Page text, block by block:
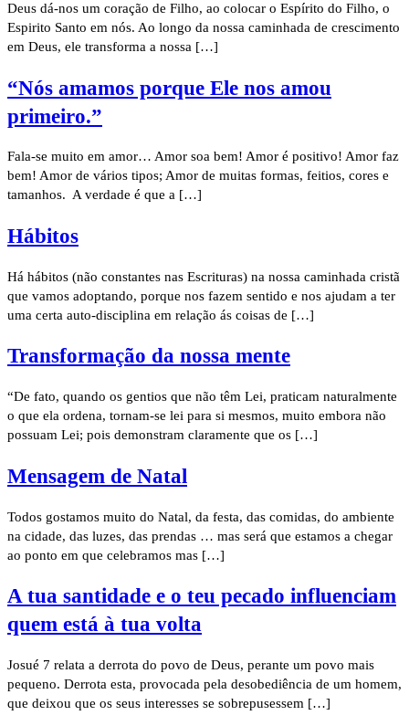
Deus dá-nos um coração de Filho, ao colocar o Espírito do Filho, o
Espirito Santo em nós. Ao longo da nossa caminhada de crescimento
em Deus, ele transforma a nossa […]
“Nós amamos porque Ele nos amou
primeiro.”
Fala-se muito em amor… Amor soa bem! Amor é positivo! Amor faz
bem! Amor de vários tipos; Amor de muitas formas, feitios, cores e
tamanhos. A verdade é que a […]
Hábitos
Há hábitos (não constantes nas Escrituras) na nossa caminhada cristã
que vamos adoptando, porque nos fazem sentido e nos ajudam a ter
uma certa auto-disciplina em relação ás coisas de […]
Transformação da nossa mente
“De fato, quando os gentios que não têm Lei, praticam naturalmente
o que ela ordena, tornam-se lei para si mesmos, muito embora não
possuam Lei; pois demonstram claramente que os […]
Mensagem de Natal
Todos gostamos muito do Natal, da festa, das comidas, do ambiente
na cidade, das luzes, das prendas … mas será que estamos a chegar
ao ponto em que celebramos mas […]
A tua santidade e o teu pecado influenciam
quem está à tua volta
Josué 7 relata a derrota do povo de Deus, perante um povo mais
pequeno. Derrota esta, provocada pela desobediência de um homem,
que deixou que os seus interesses se sobrepusessem […]